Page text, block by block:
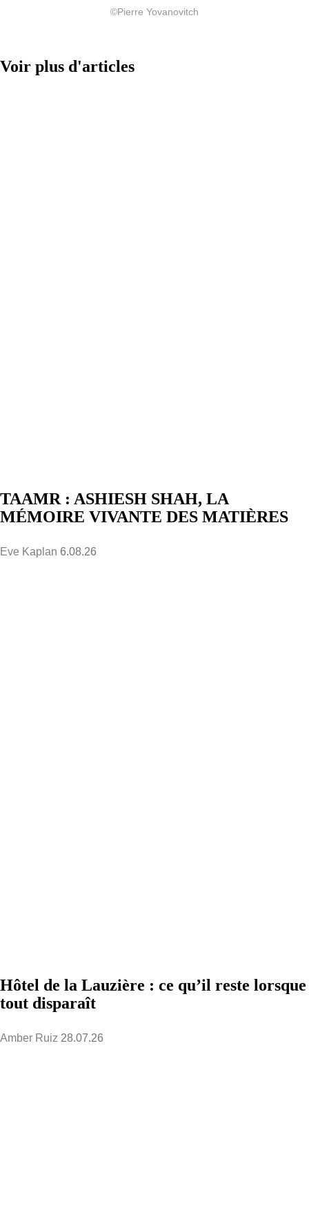
©Pierre Yovanovitch
Voir plus d'articles
TAAMR : ASHIESH SHAH, LA
MÉMOIRE VIVANTE DES MATIÈRES
Eve Kaplan 6.08.26
Hôtel de la Lauzière : ce qu’il reste lorsque
tout disparaît
Amber Ruiz 28.07.26